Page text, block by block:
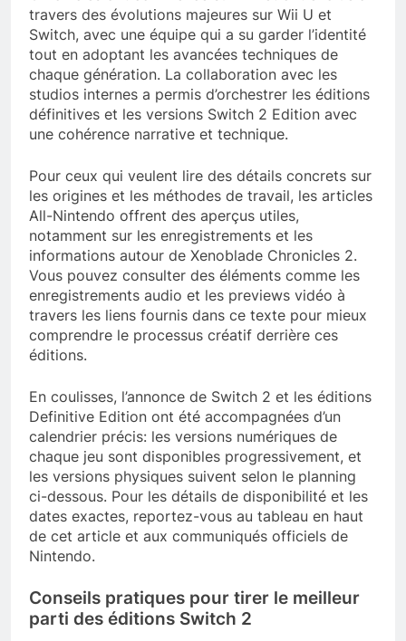
travers des évolutions majeures sur Wii U et
Switch, avec une équipe qui a su garder l’identité
tout en adoptant les avancées techniques de
chaque génération. La collaboration avec les
studios internes a permis d’orchestrer les éditions
définitives et les versions Switch 2 Edition avec
une cohérence narrative et technique.
Pour ceux qui veulent lire des détails concrets sur
les origines et les méthodes de travail, les articles
All-Nintendo offrent des aperçus utiles,
notamment sur les enregistrements et les
informations autour de Xenoblade Chronicles 2.
Vous pouvez consulter des éléments comme les
enregistrements audio et les previews vidéo à
travers les liens fournis dans ce texte pour mieux
comprendre le processus créatif derrière ces
éditions.
En coulisses, l’annonce de Switch 2 et les éditions
Definitive Edition ont été accompagnées d’un
calendrier précis: les versions numériques de
chaque jeu sont disponibles progressivement, et
les versions physiques suivent selon le planning
ci-dessous. Pour les détails de disponibilité et les
dates exactes, reportez-vous au tableau en haut
de cet article et aux communiqués officiels de
Nintendo.
Conseils pratiques pour tirer le meilleur
parti des éditions Switch 2